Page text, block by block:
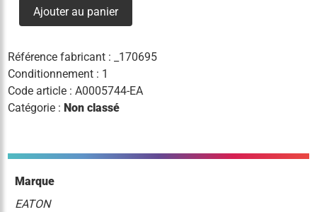
10a
30ma
10ka
eaton
Ajouter au panier
Référence fabricant :
_170695
Conditionnement : 1
Code article :A0005744-EA
Catégorie :Non classé
Marque
EATON